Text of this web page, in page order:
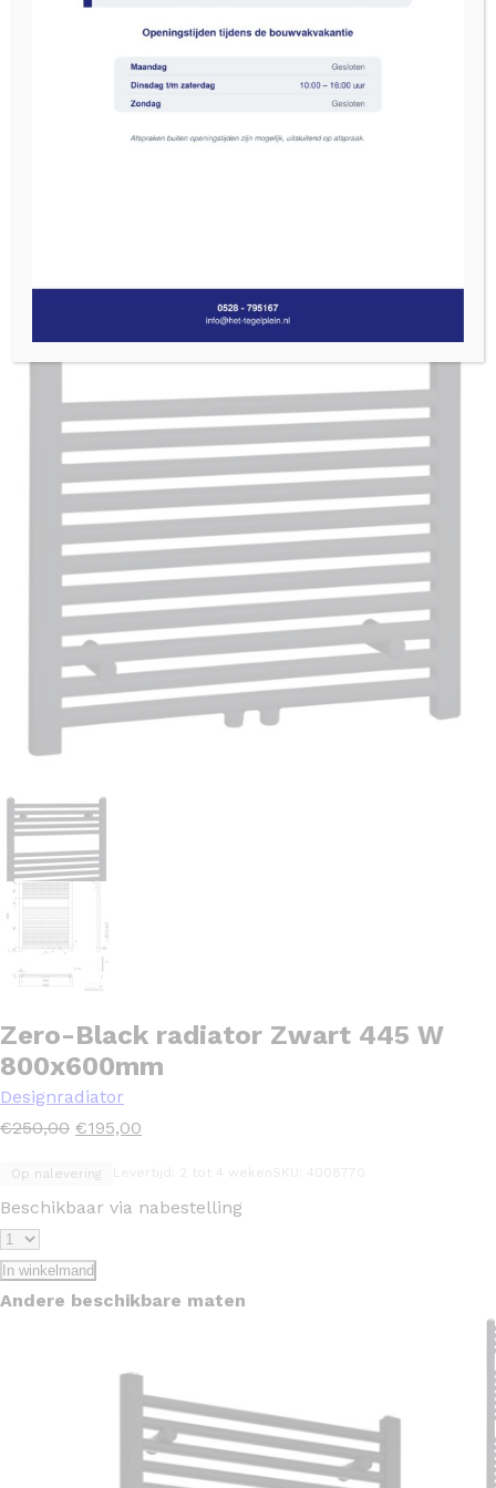
Zero-Black radiator Zwart 445 W
800x600mm
Designradiator
€250,00 Oorspronkelijke
€250,00.
€195,00
€195,00.
Op nalevering
Beschikbaar via nabestelling
In winkelmand
Andere beschikbare maten